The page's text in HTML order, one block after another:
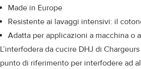
Made in Europe
Resistente ai lavaggi intensivi: il
Adatta per applicazioni a macchina o
L’interfodera da cucire DHJ di
punto di riferimento per interfodere ad